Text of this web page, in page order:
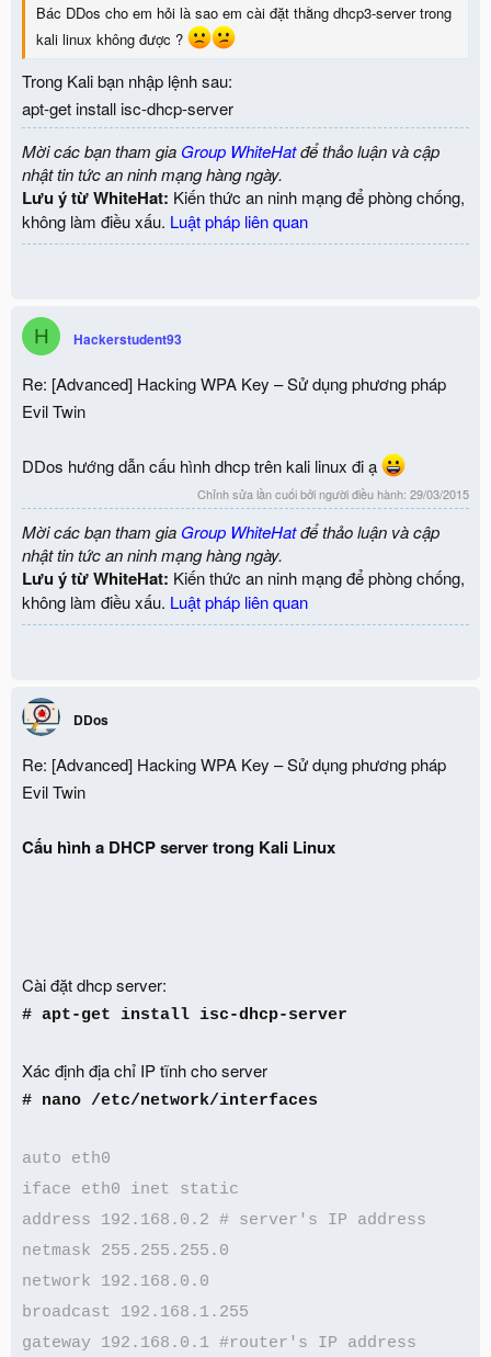
Bác DDos cho em hỏi là sao em cài đặt thằng dhcp3-server trong
kali linux không được ?
Trong Kali bạn nhập lệnh sau:
apt-get install isc-dhcp-server
Mời các bạn tham gia Group WhiteHatđể thảo luận và cập
nhật tin tức an ninh mạng hàng ngày.
Lưu ý từ WhiteHat: Kiến thức an ninh mạng để phòng chống,
không làm điều xấu. Luật pháp liên quan
H Hackerstudent93
Re: [Advanced] Hacking WPA Key – Sử dụng phương pháp
Evil Twin
DDos hướng dẫn cấu hình dhcp trên kali linux đi ạ
Chỉnh sửa lần cuối bởi người điều hành: 29/03/2015
Mời các bạn tham gia Group WhiteHatđể thảo luận và cập
nhật tin tức an ninh mạng hàng ngày.
Lưu ý từ WhiteHat: Kiến thức an ninh mạng để phòng chống,
không làm điều xấu. Luật pháp liên quan
DDos
Re: [Advanced] Hacking WPA Key – Sử dụng phương pháp
Evil Twin
Cấu hình a DHCP server trong Kali Linux
Cài đặt dhcp server:
# apt-get install isc-dhcp-server
Xác định địa chỉ IP tĩnh cho server
# nano /etc/network/interfaces
auto eth0
iface eth0 inet static
address 192.168.0.2 # server's IP address
netmask 255.255.255.0
network 192.168.0.0
broadcast 192.168.1.255
gateway 192.168.0.1 #router's IP address